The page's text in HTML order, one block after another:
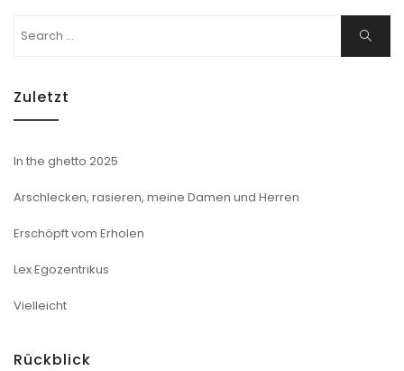
Search
Zuletzt
In the ghetto 2025
Arschlecken, rasieren, meine Damen und Herren
Erschöpft vom Erholen
Lex Egozentrikus
Vielleicht
Rückblick